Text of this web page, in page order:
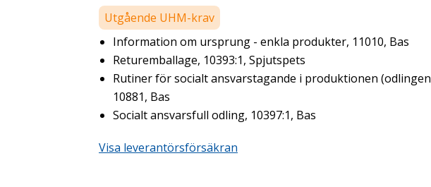
Utgående UHM-krav
Information om ursprung - enkla produkter, 11010, Bas
Returemballage, 10393:1, Spjutspets
Rutiner för socialt ansvarstagande i produktionen
10881, Bas
Socialt ansvarsfull odling, 10397:1, Bas
Visa leverantörsförsäkran